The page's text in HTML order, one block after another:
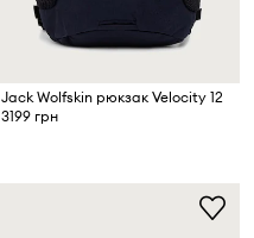
Jack Wolfskin рюкзак Velocity 12
3199 грн